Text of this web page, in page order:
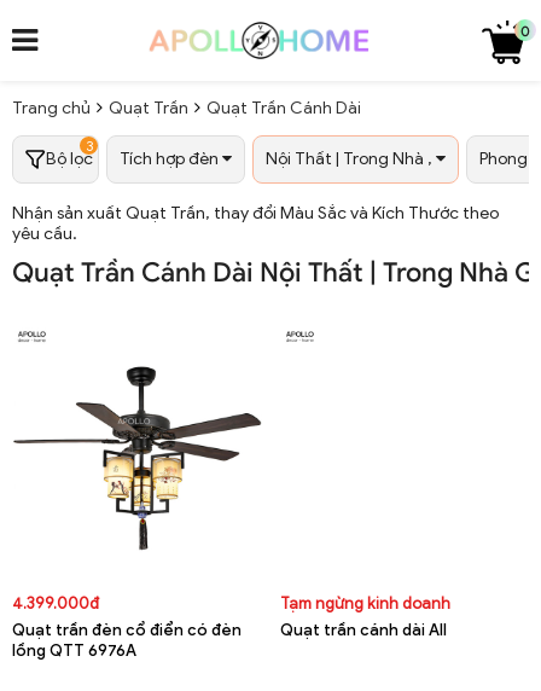
0
Trang chủ Quạt Trần Quạt Trần Cánh Dài
Bộ lọc
3
Tích hợp đèn Nội Thất | Trong Nhà , Phong
Nhận sản xuất Quạt Trần, thay đổi Màu Sắc và Kích Thước theo
yêu cầu.
Quạt Trần Cánh Dài Nội Thất | Trong Nhà
4.399.000đ
Quạt trần đèn cổ điển có đèn
lồng QTT 6976A
Tạm ngừng kinh doanh
Quạt trần cánh dài All